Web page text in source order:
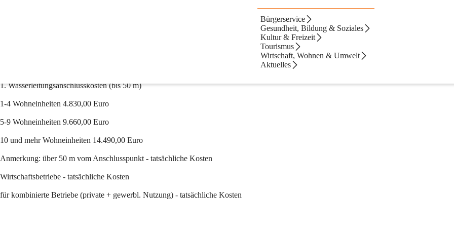
Bürgerservice
Gesundheit, Bildung & Soziales
Kultur & Freizeit
Tourismus
Wirtschaft, Wohnen & Umwelt
Aktuelles
1. Wasserleitungsanschlusskosten (bis 50 m)
1-4 Wohneinheiten 4.830,00 Euro
5-9 Wohneinheiten 9.660,00 Euro
10 und mehr Wohneinheiten 14.490,00 Euro
Anmerkung: über 50 m vom Anschlusspunkt - tatsächliche Kosten
Wirtschaftsbetriebe - tatsächliche Kosten
für kombinierte Betriebe (private + gewerbl. Nutzung) - tatsächliche Kosten